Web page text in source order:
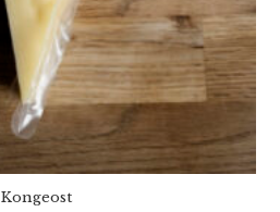
Kongeost